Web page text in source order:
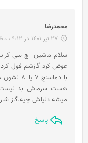
محمدرضا
ف
ت
27 تیر 1401 در 9:12 ب.ظ
سلام ماشین اچ سی
عوض کرد گازشم فول
میشه دلیلش چیه.گاز
پاسخ